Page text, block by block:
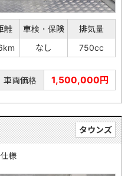
離 車検・保険
排気量
なし 750cc
車両価格 1,500,000円
タウンズ
仕様